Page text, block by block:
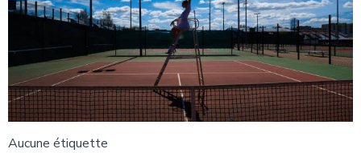
Aucune étiquette